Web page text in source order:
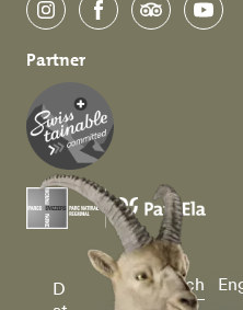
instagramfacebooktripadvisor
Partner
D
Deutsch